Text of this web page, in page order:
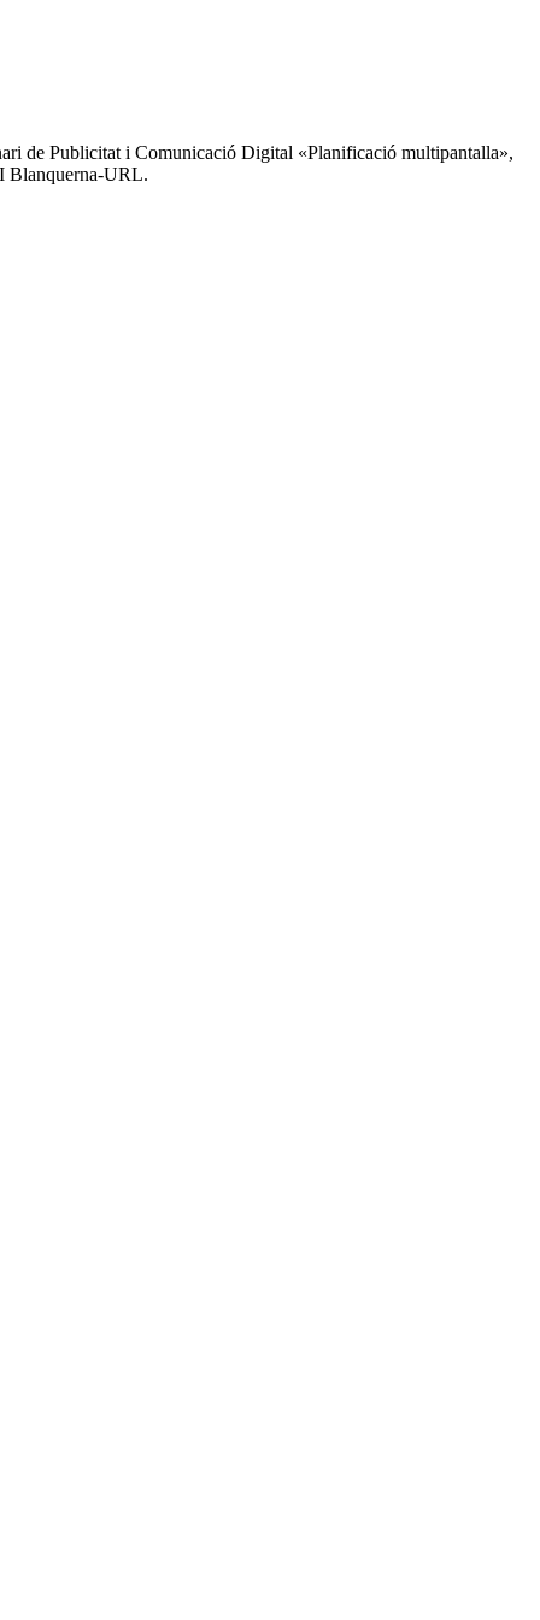
de Publicitat i Comunicació Digital «Planificació multipantalla»,
Blanquerna-URL.